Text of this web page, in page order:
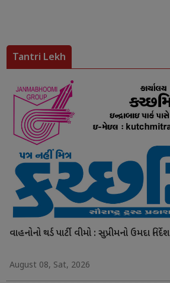
Tantri Lekh
વાહનોનો થર્ડ પાર્ટી વીમો : સુપ્રીમનો ઉમદા નિર્દેશ
August 08, Sat, 2026